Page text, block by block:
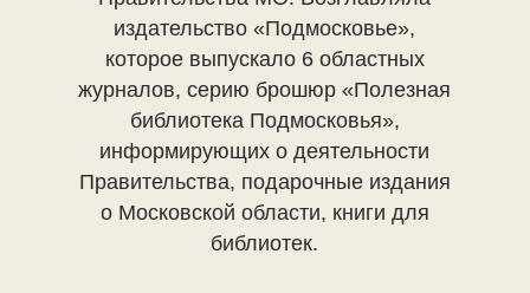
издательство «Подмосковье»,
которое выпускало 6 областных
журналов, серию брошюр «Полезная
библиотека Подмосковья»,
информирующих о деятельности
Правительства, подарочные издания
о Московской области, книги для
библиотек.